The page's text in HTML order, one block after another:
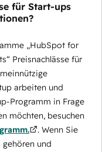
für Start-ups
„HubSpot for
Preisnachlässe für
arbeiten und
Programm in Frage
möchten, besuchen
. Wenn Sie
und